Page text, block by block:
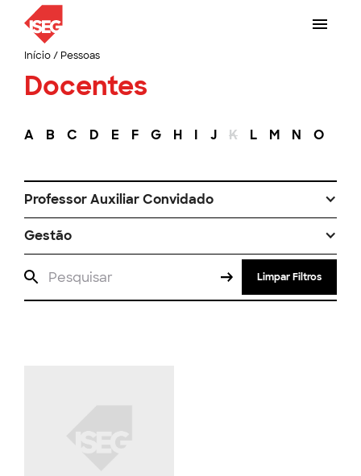
Início/ Pessoas
Docentes
A B C D E F G H I J K L M N O
Professor Auxiliar Convidado
Gestão
Limpar Filtros